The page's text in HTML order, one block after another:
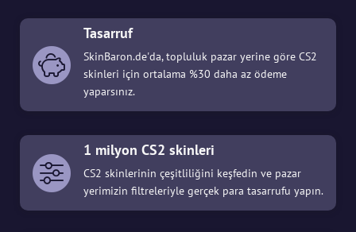
Tasarruf
SkinBaron.de'da, topluluk pazar yerine göre CS2
skinleri için ortalama %30 daha az ödeme
yaparsınız.
1 milyon CS2 skinleri
CS2 skinlerinin çeşitliliğini keşfedin ve pazar
yerimizin filtreleriyle gerçek para tasarrufu yapın.